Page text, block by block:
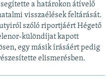
a határokon átívelő
visszaélések feltárását.
szóló riportjáért Hégető
különdíjat kapott
egy másik írásáért pedig
elismerésben.